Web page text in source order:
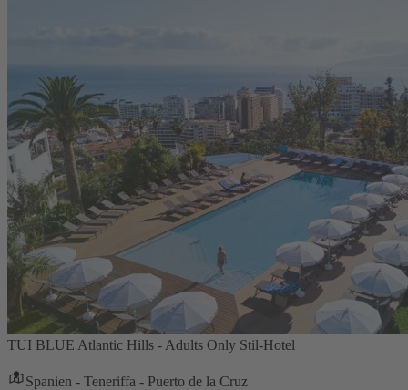
TUI BLUE Atlantic Hills - Adults Only Stil-Hotel
Spanien - Teneriffa - Puerto de la Cruz